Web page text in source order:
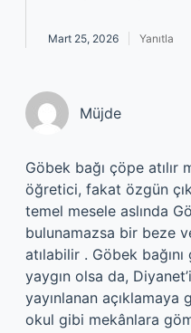
Mart 25, 2026 Yanıtla
Müjde
Göbek bağı çöpe atılır
öğretici, fakat özgün
temel mesele aslında
bulunamazsa bir beze
atılabilir . Göbek
yaygın olsa da,
yayınlanan açıklamaya
okul gibi mekânlara